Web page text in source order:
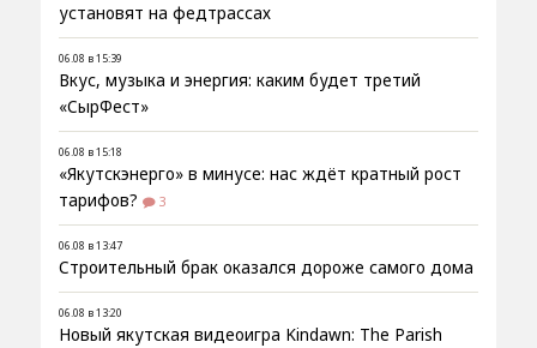
установят на федтрассах
06.08 в 15:39
Вкус, музыка и энергия: каким будет третий
«СырФест»
06.08 в 15:18
«Якутскэнерго» в минусе: нас ждёт кратный рост
тарифов?
3
06.08 в 13:47
Строительный брак оказался дороже самого дома
06.08 в 13:20
Новый якутская видеоигра Kindawn: The Parish